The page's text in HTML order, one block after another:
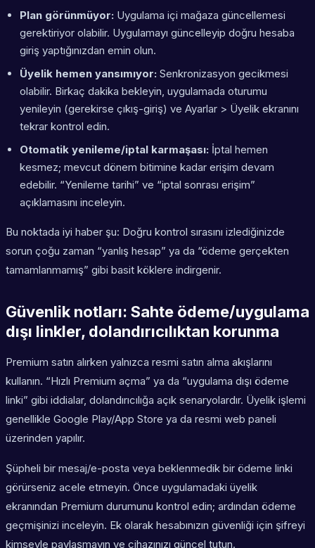
Plan görünmüyor: Uygulama içi mağaza güncellemesi
gerektiriyor olabilir. Uygulamayı güncelleyip doğru hesaba
giriş yaptığınızdan emin olun.
Üyelik hemen yansımıyor: Senkronizasyon gecikmesi
olabilir. Birkaç dakika bekleyin, uygulamada oturumu
yenileyin (gerekirse çıkış-giriş) ve Ayarlar > Üyelik ekranını
tekrar kontrol edin.
Otomatik yenileme/iptal karmaşası: İptal hemen
kesmez; mevcut dönem bitimine kadar erişim devam
edebilir. “Yenileme tarihi” ve “iptal sonrası erişim”
açıklamasını inceleyin.
Bu noktada iyi haber şu: Doğru kontrol sırasını izlediğinizde
sorun çoğu zaman “yanlış hesap” ya da “ödeme gerçekten
tamamlanmamış” gibi basit köklere indirgenir.
Güvenlik notları: Sahte ödeme/uygulama
dışı linkler, dolandırıcılıktan korunma
Premium satın alırken yalnızca resmi satın alma akışlarını
kullanın. “Hızlı Premium açma” ya da “uygulama dışı ödeme
linki” gibi iddialar, dolandırıcılığa açık senaryolardır. Üyelik işlemi
genellikle Google Play/App Store ya da resmi web paneli
üzerinden yapılır.
Şüpheli bir mesaj/e-posta veya beklenmedik bir ödeme linki
görürseniz acele etmeyin. Önce uygulamadaki üyelik
ekranından Premium durumunu kontrol edin; ardından ödeme
geçmişinizi inceleyin. Ek olarak hesabınızın güvenliği için şifreyi
kimseyle paylaşmayın ve cihazınızı güncel tutun.